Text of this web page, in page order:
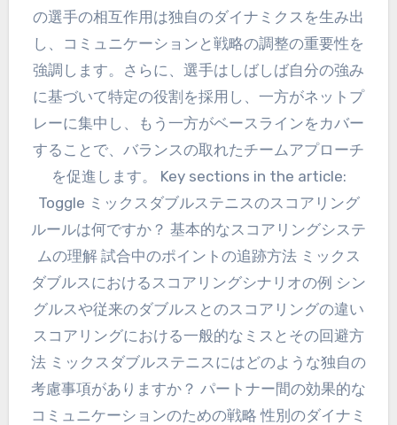
の選手の相互作用は独自のダイナミクスを生み出
し、コミュニケーションと戦略の調整の重要性を
強調します。さらに、選手はしばしば自分の強み
に基づいて特定の役割を採用し、一方がネットプ
レーに集中し、もう一方がベースラインをカバー
することで、バランスの取れたチームアプローチ
を促進します。 Key sections in the article:
Toggle ミックスダブルステニスのスコアリング
ルールは何ですか？ 基本的なスコアリングシステ
ムの理解 試合中のポイントの追跡方法 ミックス
ダブルスにおけるスコアリングシナリオの例 シン
グルスや従来のダブルスとのスコアリングの違い
スコアリングにおける一般的なミスとその回避方
法 ミックスダブルステニスにはどのような独自の
考慮事項がありますか？ パートナー間の効果的な
コミュニケーションのための戦略 性別のダイナミ